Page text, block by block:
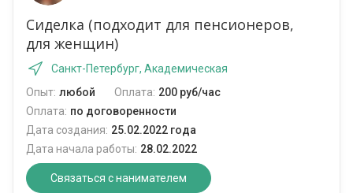
Сиделка (подходит для пенсионеров,
для женщин)
Санкт-Петербург, Академическая
Опыт: любой Оплата: 200 руб/час
Оплата: по договоренности
Дата создания: 25.02.2022 года
Дата начала работы: 28.02.2022
Связаться с нанимателем